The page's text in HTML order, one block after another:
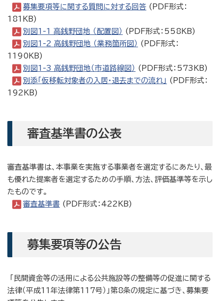
募集要項等に関する質問に対する回答 (PDF形式：
181KB)
別図1-1 高銭野団地 （配置図） (PDF形式：558KB)
別図1-2 高銭野団地 （業務箇所図） (PDF形式：
1190KB)
別図1-3 高銭野団地（市道路線図） (PDF形式：573KB)
別添「仮移転対象者の入居・退去までの流れ」 (PDF形式：
192KB)
審査基準書の公表
審査基準書は、本事業を実施する事業者を選定するにあたり、最
も優れた提案者を選定するための手順、方法、評価基準等を示し
たものです。
審査基準書 (PDF形式：422KB)
募集要項等の公告
「民間資金等の活用による公共施設等の整備等の促進に関する
法律（平成11年法律第117号）」第8条の規定に基づき、募集要